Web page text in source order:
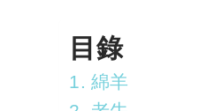
目錄
1. 綿羊